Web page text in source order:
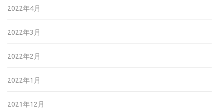
2022年4月
2022年3月
2022年2月
2022年1月
2021年12月